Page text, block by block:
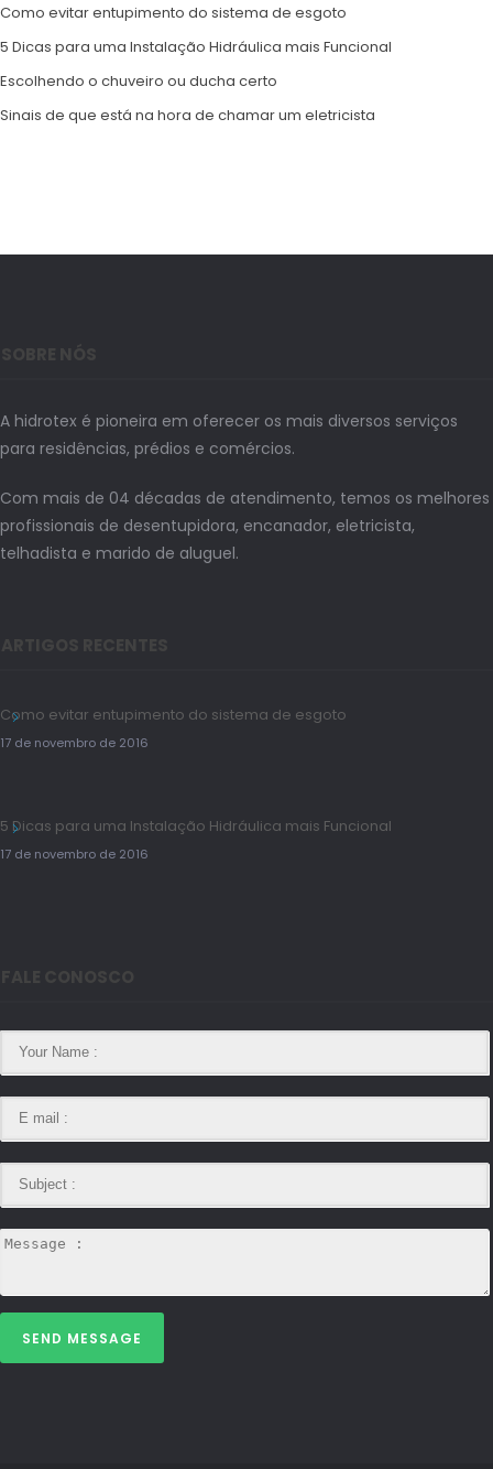
Como evitar entupimento do sistema de esgoto
5 Dicas para uma Instalação Hidráulica mais Funcional
Escolhendo o chuveiro ou ducha certo
Sinais de que está na hora de chamar um eletricista
A hidrotex é pioneira em oferecer os mais diversos serviços
para residências, prédios e comércios.
Com mais de 04 décadas de atendimento, temos os melhores
profissionais de desentupidora, encanador, eletricista,
telhadista e marido de aluguel.
Como evitar entupimento do sistema de esgoto
17 de novembro de 2016
5 Dicas para uma Instalação Hidráulica mais Funcional
17 de novembro de 2016
SEND MESSAGE